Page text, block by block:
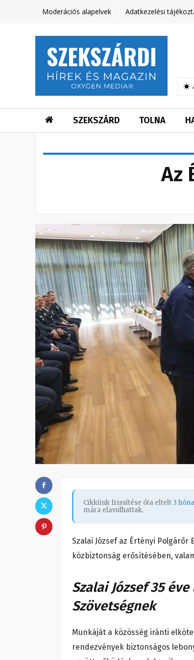
Moderációs alapelvek Adatkezelési
SZEKSZÁRD TOLNA
Az
Cikkünk frissítése óta eltelt 3
mára elavulhattak.
Szalai József az Értényi
közbiztonság erősítésében,
Szalai József 35
Szövetségnek
Munkáját a közösség iránti
rendezvények biztonságos